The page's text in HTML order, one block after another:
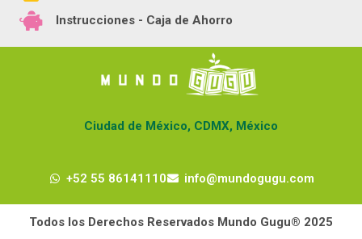
Instrucciones - Caja de Ahorro
Ciudad de México, CDMX, México
+52 55 86141110 info@mundogugu.com
Todos los Derechos Reservados Mundo Gugu® 2025